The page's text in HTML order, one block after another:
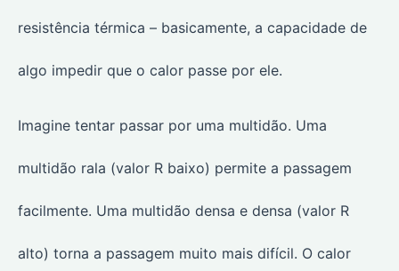
resistência térmica – basicamente, a capacidade de
algo impedir que o calor passe por ele.
Imagine tentar passar por uma multidão. Uma
multidão rala (valor R baixo) permite a passagem
facilmente. Uma multidão densa e densa (valor R
alto) torna a passagem muito mais difícil. O calor